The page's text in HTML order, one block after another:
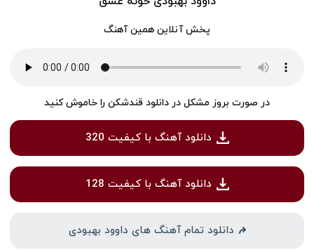
پخش آنلاین همین آهنگ
در صورت بروز مشکل در دانلود قندشکن را خاموش کنید
دانلود آهنگ با کیفیت 320
دانلود آهنگ با کیفیت 128
دانلود تمام آهنگ های داوود بهبودی